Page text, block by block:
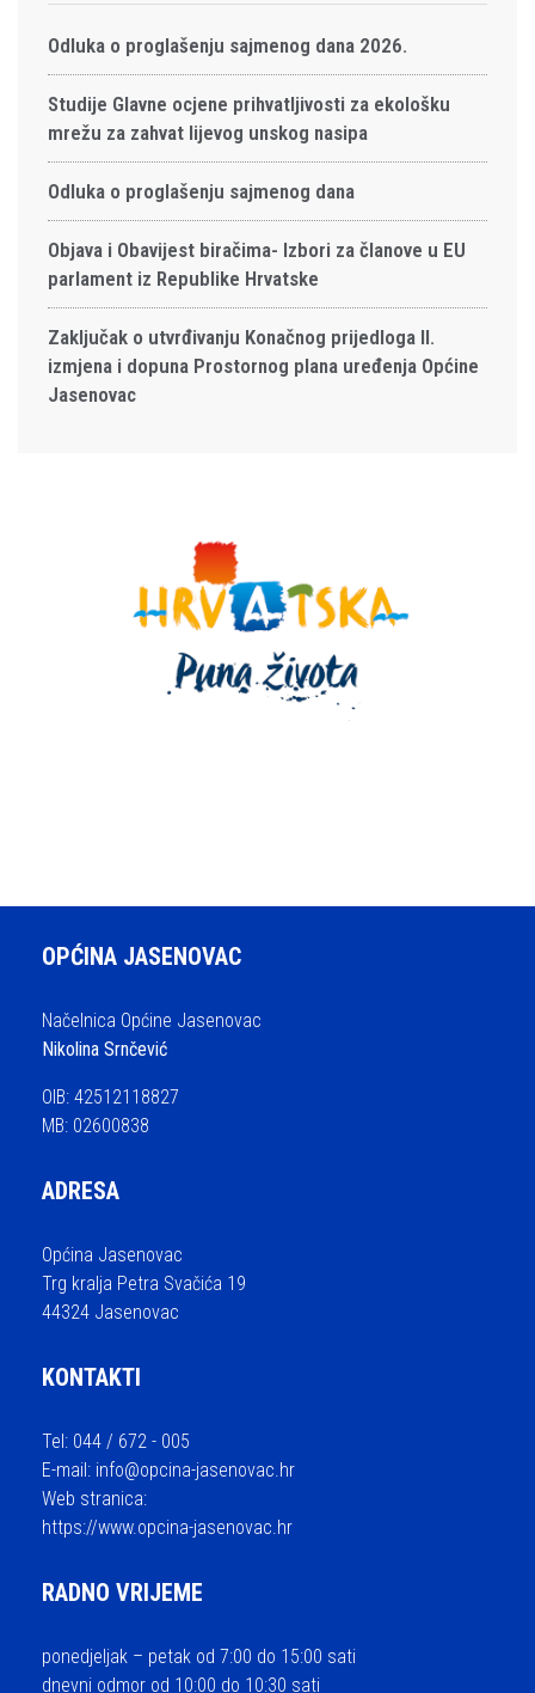
Odluka o proglašenju sajmenog dana 2026.
Studije Glavne ocjene prihvatljivosti za ekološku
mrežu za zahvat lijevog unskog nasipa
Odluka o proglašenju sajmenog dana
Objava i Obavijest biračima- Izbori za članove u EU
parlament iz Republike Hrvatske
Zaključak o utvrđivanju Konačnog prijedloga II.
izmjena i dopuna Prostornog plana uređenja Općine
Jasenovac
OPĆINA JASENOVAC
Načelnica Općine Jasenovac
Nikolina Srnčević
OIB: 42512118827
MB: 02600838
ADRESA
Općina Jasenovac
Trg kralja Petra Svačića 19
44324 Jasenovac
KONTAKTI
Tel: 044 / 672 - 005
E-mail: info@opcina-jasenovac.hr
Web stranica:
https://www.opcina-jasenovac.hr
RADNO VRIJEME
ponedjeljak – petak od 7:00 do 15:00 sati
dnevni odmor od 10:00 do 10:30 sati